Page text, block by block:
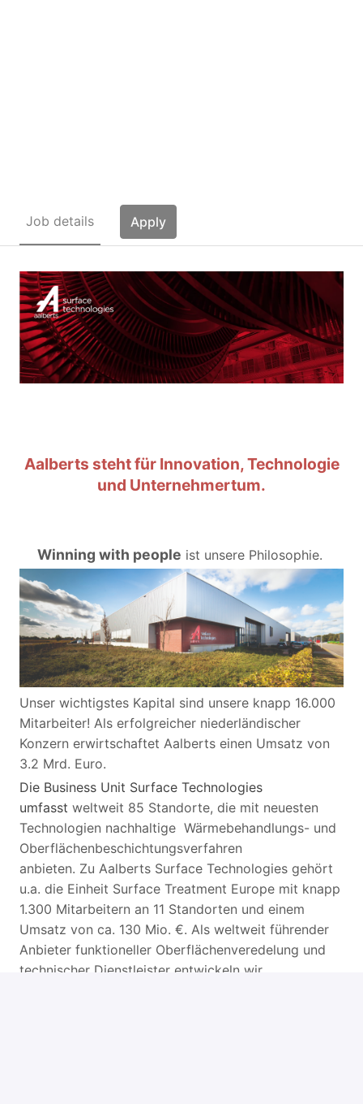
Job details Apply
Aalberts steht für Innovation, Technologie
und Unternehmertum.
Winning with people ist unsere Philosophie.
Unser wichtigstes Kapital sind unsere knapp 16.000
Mitarbeiter! Als erfolgreicher niederländischer
Konzern erwirtschaftet Aalberts einen Umsatz von
3.2 Mrd. Euro.
Die Business Unit Surface Technologies
umfasst weltweit 85 Standorte, die mit neuesten
Technologien nachhaltige Wärmebehandlungs- und
Oberflächenbeschichtungsverfahren
anbieten. Zu Aalberts Surface Technologies gehört
u.a. die Einheit Surface Treatment Europe mit knapp
1.300 Mitarbeitern an 11 Standorten und einem
Umsatz von ca. 130 Mio. €. Als weltweit führender
Anbieter funktioneller Oberflächenveredelung und
technischer Dienstleister entwickeln wir